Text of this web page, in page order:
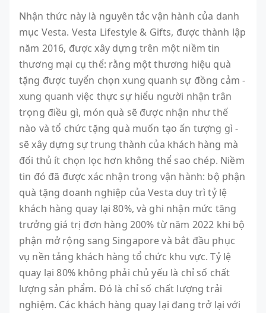
Nhận thức này là nguyên tắc vận hành của danh
mục Vesta. Vesta Lifestyle & Gifts, được thành lập
năm 2016, được xây dựng trên một niềm tin
thương mại cụ thể: rằng một thương hiệu quà
tặng được tuyển chọn xung quanh sự đồng cảm -
xung quanh việc thực sự hiểu người nhận trân
trọng điều gì, món quà sẽ được nhận như thế
nào và tổ chức tặng quà muốn tạo ấn tượng gì -
sẽ xây dựng sự trung thành của khách hàng mà
đối thủ ít chọn lọc hơn không thể sao chép. Niềm
tin đó đã được xác nhận trong vận hành: bộ phận
quà tặng doanh nghiệp của Vesta duy trì tỷ lệ
khách hàng quay lại 80%, và ghi nhận mức tăng
trưởng giá trị đơn hàng 200% từ năm 2022 khi bộ
phận mở rộng sang Singapore và bắt đầu phục
vụ nền tảng khách hàng tổ chức khu vực. Tỷ lệ
quay lại 80% không phải chủ yếu là chỉ số chất
lượng sản phẩm. Đó là chỉ số chất lượng trải
nghiệm. Các khách hàng quay lại đang trở lại với